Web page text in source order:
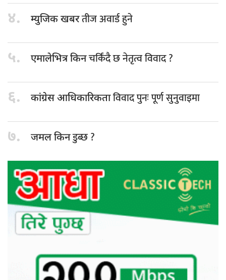
४. म्युजिक खबरतीज अवार्ड हुने
५. एमालेभित्र किनचर्किंदै छ नेतृत्व विवाद ?
६. कांग्रेस आधिकारिकताविवाद पुनः पूर्ण सुनुवाइमा
७. जमल किनडुब्छ ?